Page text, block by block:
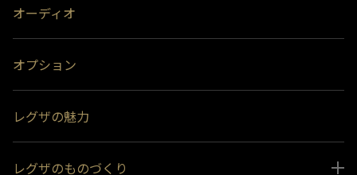
オーディオ
オプション
レグザの魅力
レグザのものづくり